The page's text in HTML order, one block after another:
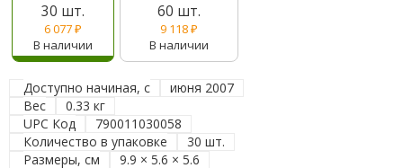
30 шт.
6 077₽
В наличии
60 шт.
9 118₽
В наличии
Доступно начиная, с
июня 2007
Вес
0.33 кг
UPC Код
790011030058
Количество в упаковке
30 шт.
Размеры, см
9.9 × 5.6 × 5.6